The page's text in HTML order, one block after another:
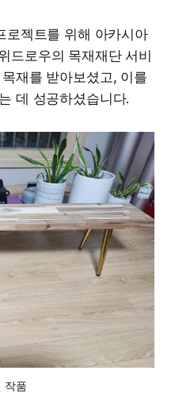
로젝트를 위해 아카시아
드로우의 목재재단 서비
재를 받아보셨고, 이를
데 성공하셨습니다.
작품